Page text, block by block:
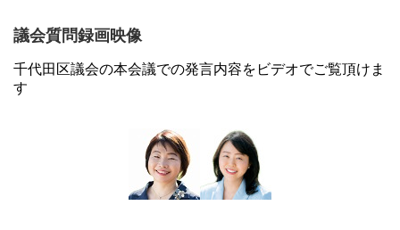
議会質問録画映像
千代田区議会の本会議での発言内容をビデオでご覧頂けま
す